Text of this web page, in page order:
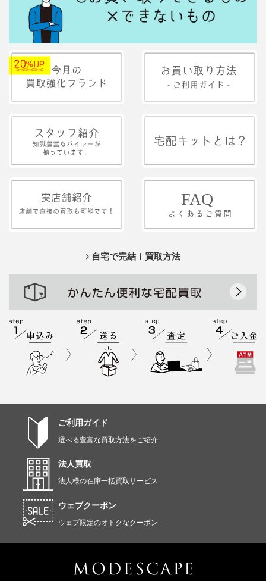
自宅で完結！買取方法
ご利用ガイド
選べる豊富な買取方法をご紹介
法人買取
法人様の在庫一括買取サービス
ウェブクーポン
ウェブ限定のオトクなクーポン